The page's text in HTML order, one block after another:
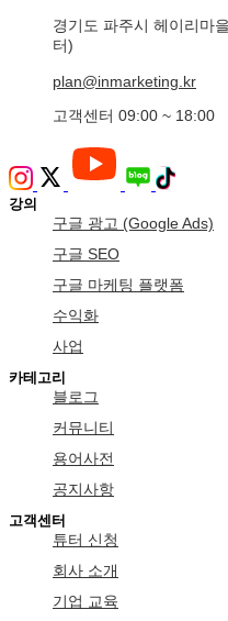
경기도 파주시 헤이리마
터)
plan@inmarketing.kr
고객센터 09:00 ~ 18:00
강의
구글 광고 (Google Ads)
구글 SEO
구글 마케팅 플랫폼
수익화
사업
카테고리
블로그
커뮤니티
용어사전
공지사항
고객센터
튜터 신청
회사 소개
기업 교육